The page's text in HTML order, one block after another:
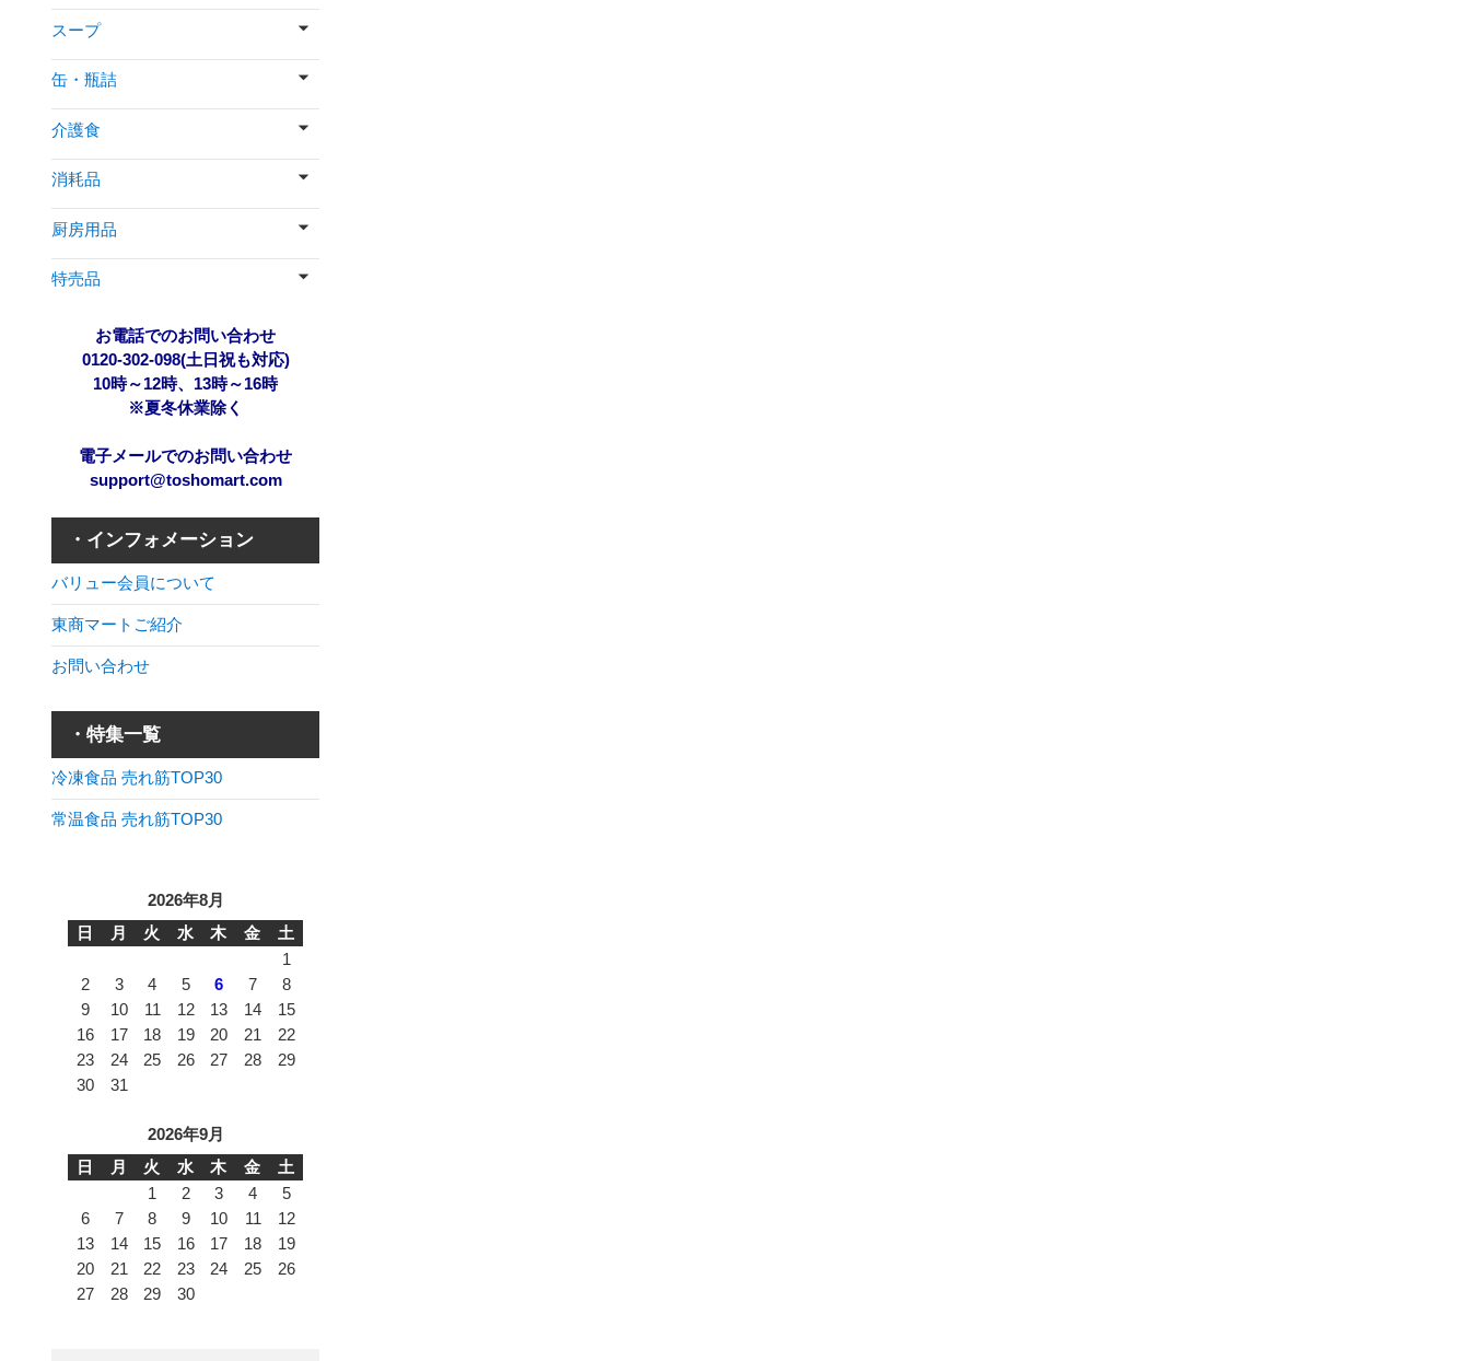
スープ
缶・瓶詰
介護食
消耗品
厨房用品
特売品
お電話でのお問い合わせ
0120-302-098(土日祝も対応)
10時～12時、13時～16時
※夏冬休業除く
電子メールでのお問い合わせ
support@toshomart.com
・インフォメーション
バリュー会員について
東商マートご紹介
お問い合わせ
・特集一覧
冷凍食品 売れ筋TOP30
常温食品 売れ筋TOP30
2026年8月
日
月 火 水 木 金
土
1
2
3 4 5 6 7
8
9
10 11 12 13 14
15
16
17 18 19 20 21
22
23
24 25 26 27 28
29
30
31
2026年9月
日
月 火 水 木 金
土
1
2 3 4
5
6
7 8 9 10 11
12
13
14 15 16 17 18
19
20
21 22 23 24 25
26
27
28 29 30